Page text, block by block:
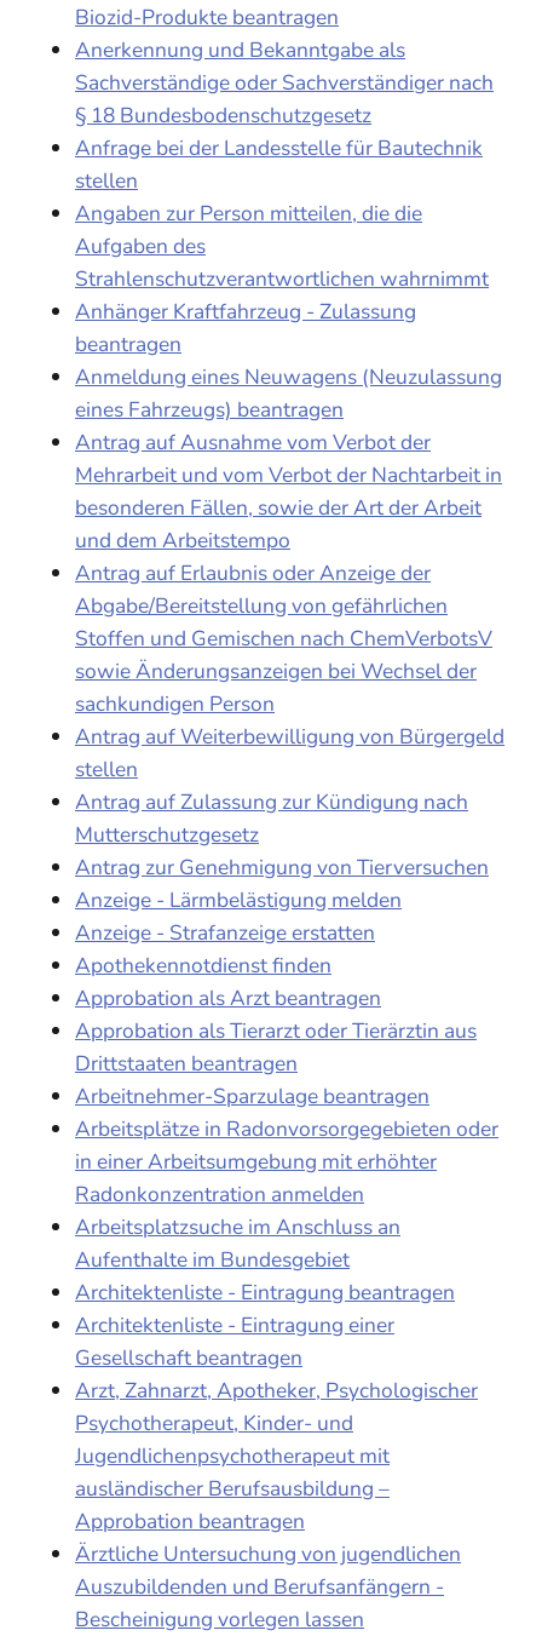
Biozid-Produkte beantragen
Anerkennung und Bekanntgabe als
Sachverständige oder Sachverständiger nach
§ 18 Bundesbodenschutzgesetz
Anfrage bei der Landesstelle für Bautechnik
stellen
Angaben zur Person mitteilen, die die
Aufgaben des
Strahlenschutzverantwortlichen wahrnimmt
Anhänger Kraftfahrzeug - Zulassung
beantragen
Anmeldung eines Neuwagens (Neuzulassung
eines Fahrzeugs) beantragen
Antrag auf Ausnahme vom Verbot der
Mehrarbeit und vom Verbot der Nachtarbeit in
besonderen Fällen, sowie der Art der Arbeit
und dem Arbeitstempo
Antrag auf Erlaubnis oder Anzeige der
Abgabe/Bereitstellung von gefährlichen
Stoffen und Gemischen nach ChemVerbotsV
sowie Änderungsanzeigen bei Wechsel der
sachkundigen Person
Antrag auf Weiterbewilligung von Bürgergeld
stellen
Antrag auf Zulassung zur Kündigung nach
Mutterschutzgesetz
Antrag zur Genehmigung von Tierversuchen
Anzeige - Lärmbelästigung melden
Anzeige - Strafanzeige erstatten
Apothekennotdienst finden
Approbation als Arzt beantragen
Approbation als Tierarzt oder Tierärztin aus
Drittstaaten beantragen
Arbeitnehmer-Sparzulage beantragen
Arbeitsplätze in Radonvorsorgegebieten oder
in einer Arbeitsumgebung mit erhöhter
Radonkonzentration anmelden
Arbeitsplatzsuche im Anschluss an
Aufenthalte im Bundesgebiet
Architektenliste - Eintragung beantragen
Architektenliste - Eintragung einer
Gesellschaft beantragen
Arzt, Zahnarzt, Apotheker, Psychologischer
Psychotherapeut, Kinder- und
Jugendlichenpsychotherapeut mit
ausländischer Berufsausbildung –
Approbation beantragen
Ärztliche Untersuchung von jugendlichen
Auszubildenden und Berufsanfängern -
Bescheinigung vorlegen lassen